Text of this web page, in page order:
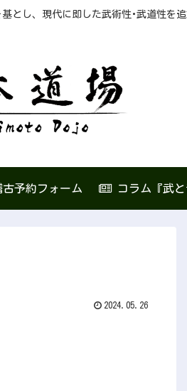
とし、現代に即した武術性･武道性を追
予約フォーム コラム『武と
2024.05.26